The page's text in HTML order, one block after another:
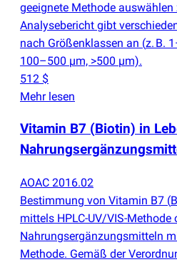
geeignete Methode auswählen
Analysebericht gibt
nach Größenklassen an (z. B.
100–500 µm, >500 µm).
512 $
Mehr lesen
Vitamin B7 (Biotin) in
AOAC 2016.02
Bestimmung von Vitamin B7 (
mittels HPLC-UV/VIS-Methode
Nahrungsergänzungsmitteln
Methode. Gemäß der